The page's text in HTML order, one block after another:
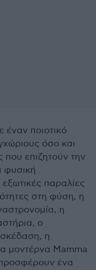
έναν ποιοτικό
όσο και
που επιζητούν την​
φυσική
παραλίες
στη φύση, η
η
ο
η
μοντέρνα Mamma
ένα